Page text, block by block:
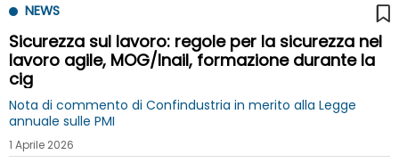
NEWS
Sicurezza sul lavoro: regole per la sicurezza nel
lavoro agile, MOG/Inail, formazione durante la
cig
Nota di commento di Confindustria in merito alla Legge
annuale sulle PMI
1 Aprile 2026